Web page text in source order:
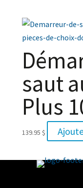
saut
Plus
139.95 $